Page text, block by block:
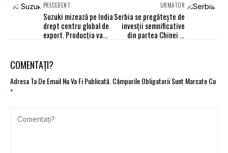
PRECEDENT
Suzuki mizează pe India
drept centru global de
export. Producția va
URMĂTOR
Serbia se pregătește de
invesții semnificative
din partea Chinei în
COMENTAȚI?
Adresa Ta De Email Nu Va Fi Publicată.Câmpurile Obligatorii Sunt Marcate Cu
*